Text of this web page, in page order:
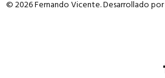
© 2026 Fernando Vicente. Desarrollado por